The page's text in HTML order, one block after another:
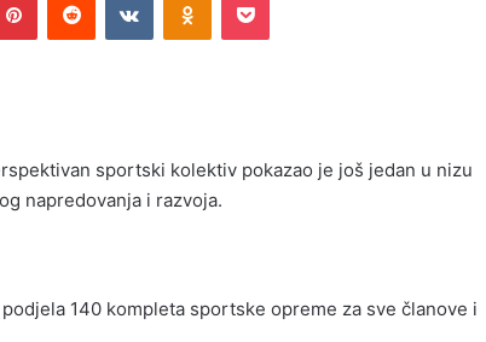
sportski kolektiv pokazao je još jedan u nizu
napredovanja i razvoja.
140 kompleta sportske opreme za sve članove i